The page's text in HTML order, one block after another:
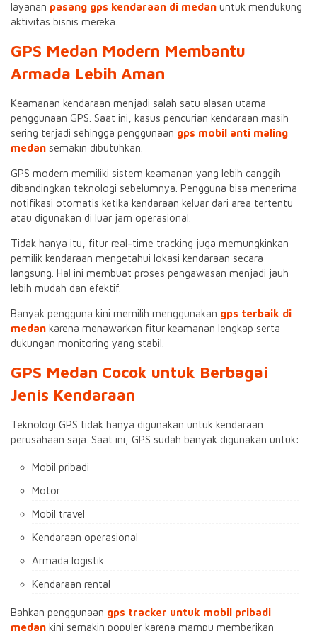
layanan pasang gps kendaraan di medan untuk mendukung
aktivitas bisnis mereka.
GPS Medan Modern Membantu
Armada Lebih Aman
Keamanan kendaraan menjadi salah satu alasan utama
penggunaan GPS. Saat ini, kasus pencurian kendaraan masih
sering terjadi sehingga penggunaan gps mobil anti maling
medan semakin dibutuhkan.
GPS modern memiliki sistem keamanan yang lebih canggih
dibandingkan teknologi sebelumnya. Pengguna bisa menerima
notifikasi otomatis ketika kendaraan keluar dari area tertentu
atau digunakan di luar jam operasional.
Tidak hanya itu, fitur real-time tracking juga memungkinkan
pemilik kendaraan mengetahui lokasi kendaraan secara
langsung. Hal ini membuat proses pengawasan menjadi jauh
lebih mudah dan efektif.
Banyak pengguna kini memilih menggunakan gps terbaik di
medan karena menawarkan fitur keamanan lengkap serta
dukungan monitoring yang stabil.
GPS Medan Cocok untuk Berbagai
Jenis Kendaraan
Teknologi GPS tidak hanya digunakan untuk kendaraan
perusahaan saja. Saat ini, GPS sudah banyak digunakan untuk:
Mobil pribadi
Motor
Mobil travel
Kendaraan operasional
Armada logistik
Kendaraan rental
Bahkan penggunaan gps tracker untuk mobil pribadi
medan kini semakin populer karena mampu memberikan